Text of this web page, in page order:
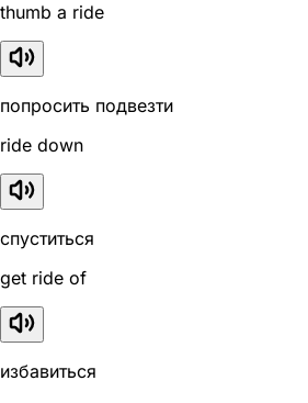
thumb a ride
попросить подвезти
ride down
спуститься
get ride of
избавиться